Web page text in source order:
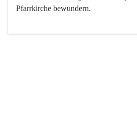
Pfarrkirche bewundern.
Der Weinbau dominert heute nicht